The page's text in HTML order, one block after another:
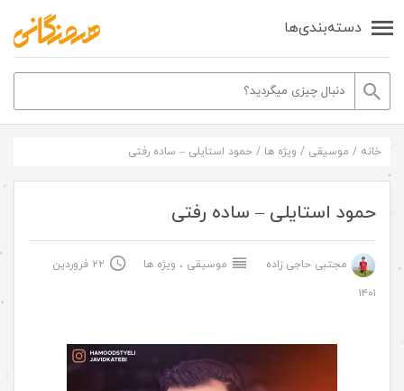
دسته‌بندی‌ها
خانه / موسیقی / ویژه ها / حمود استایلی – ساده رفتی
حمود استایلی – ساده رفتی
مجتبی حاجی زاده موسیقی ، ویژه ها
۲۲ فروردین
۱۴۰۱